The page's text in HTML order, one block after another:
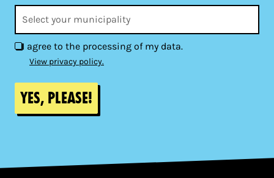
I agree to the processing of my data.
View privacy policy.
Yes, please!